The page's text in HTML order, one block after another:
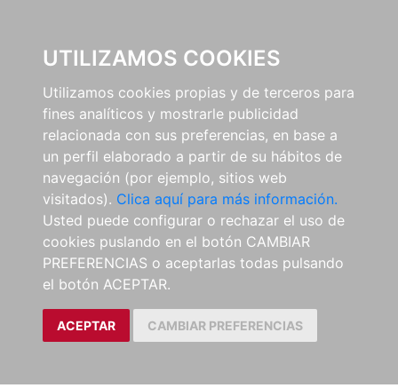
UTILIZAMOS COOKIES
Utilizamos cookies propias y de terceros para
fines analíticos y mostrarle publicidad
relacionada con sus preferencias, en base a
un perfil elaborado a partir de su hábitos de
navegación (por ejemplo, sitios web
visitados). Clica aquí para más información.
Usted puede configurar o rechazar el uso de
cookies puslando en el botón CAMBIAR
PREFERENCIAS o aceptarlas todas pulsando
el botón ACEPTAR.
ACEPTAR CAMBIAR PREFERENCIAS